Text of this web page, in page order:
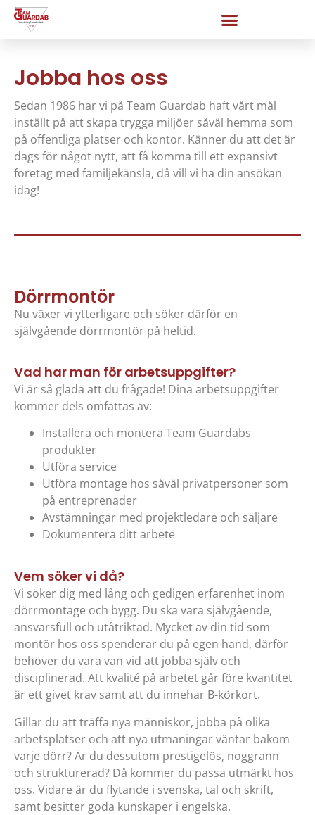
Jobba hos oss
Sedan 1986 har vi på Team Guardab haft vårt mål
inställt på att skapa trygga miljöer såväl hemma som
på offentliga platser och kontor. Känner du att det är
dags för något nytt, att få komma till ett expansivt
företag med familjekänsla, då vill vi ha din ansökan
idag!
Dörrmontör
Nu växer vi ytterligare och söker därför en
självgående dörrmontör på heltid.
Vad har man för arbetsuppgifter?
Vi är så glada att du frågade! Dina arbetsuppgifter
kommer dels omfattas av:
Installera och montera Team Guardabs
produkter
Utföra service
Utföra montage hos såväl privatpersoner som
på entreprenader
Avstämningar med projektledare och säljare
Dokumentera ditt arbete
Vem söker vi då?
Vi söker dig med lång och gedigen erfarenhet inom
dörrmontage och bygg. Du ska vara självgående,
ansvarsfull och utåtriktad. Mycket av din tid som
montör hos oss spenderar du på egen hand, därför
behöver du vara van vid att jobba själv och
disciplinerad. Att kvalité på arbetet går före kvantitet
är ett givet krav samt att du innehar B-körkort.
Gillar du att träffa nya människor, jobba på olika
arbetsplatser och att nya utmaningar väntar bakom
varje dörr? Är du dessutom prestigelös, noggrann
och strukturerad? Då kommer du passa utmärkt hos
oss. Vidare är du flytande i svenska, tal och skrift,
samt besitter goda kunskaper i engelska.